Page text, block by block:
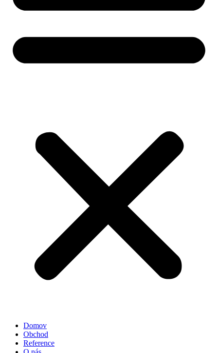
Domov
Obchod
Reference